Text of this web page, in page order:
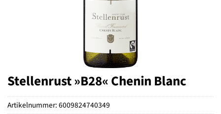
Stellenrust »B28« Chenin Blanc
Artikelnummer:6009824740349